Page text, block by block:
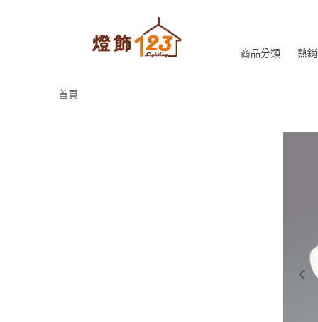
商品分類 熱
首頁